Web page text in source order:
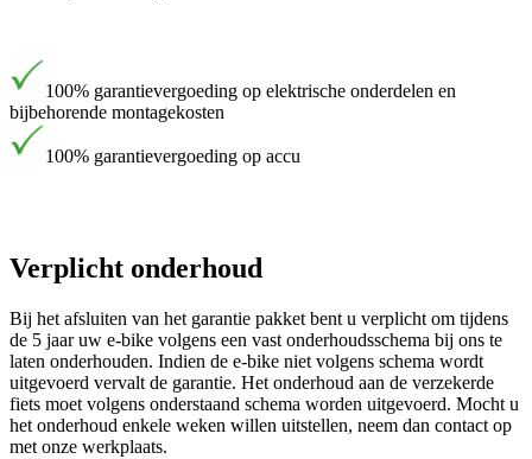
100% garantievergoeding op elektrische onderdelen en
bijbehorende montagekosten
100% garantievergoeding op accu
Verplicht onderhoud
Bij het afsluiten van het garantie pakket bent u verplicht om tijdens
de 5 jaar uw e-bike volgens een vast onderhoudsschema bij ons te
laten onderhouden. Indien de e-bike niet volgens schema wordt
uitgevoerd vervalt de garantie. Het onderhoud aan de verzekerde
fiets moet volgens onderstaand schema worden uitgevoerd. Mocht u
het onderhoud enkele weken willen uitstellen, neem dan contact op
met onze werkplaats.